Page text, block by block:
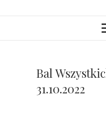
Bal
31.10.2022